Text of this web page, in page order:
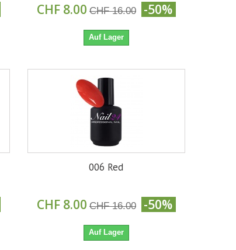
CHF 8.00 CHF 16.00 -50%
Auf Lager
006 Red
CHF 8.00 CHF 16.00 -50%
Auf Lager